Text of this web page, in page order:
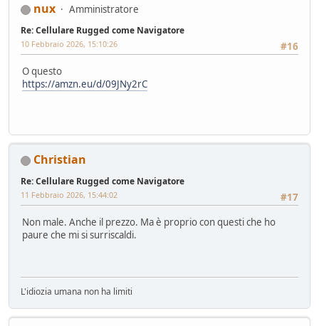
nux Amministratore
Re: Cellulare Rugged come Navigatore
#16
10 Febbraio 2026, 15:10:26
O questo
https://amzn.eu/d/09JNy2rC
Christian
Re: Cellulare Rugged come Navigatore
#17
11 Febbraio 2026, 15:44:02
Non male. Anche il prezzo. Ma è proprio con questi che ho
paure che mi si surriscaldi.
L'idiozia umana non ha limiti